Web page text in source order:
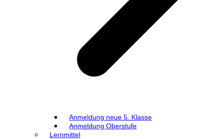
Anmeldung neue 5. Klasse
Anmeldung Oberstufe
Lernmittel